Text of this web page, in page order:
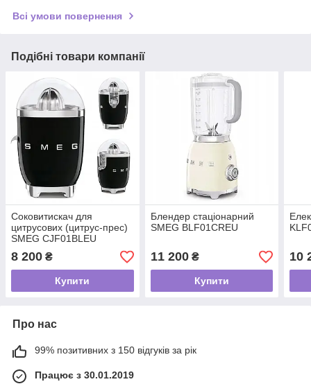
Всі умови повернення
Подібні товари компанії
Соковитискач для
цитрусових (цитрус-прес)
SMEG CJF01BLEU
8 200 ₴
Купити
Блендер стаціонарний
SMEG BLF01CREU
11 200₴
Купити
10
Про нас
99% позитивних з 150 відгуків за рік
Працює з 30.01.2019